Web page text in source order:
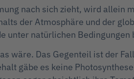
nach sich zieht, wird allein
der Atmosphäre und der
unter natürlichen
wäre. Das Gegenteil ist der
gäbe es keine